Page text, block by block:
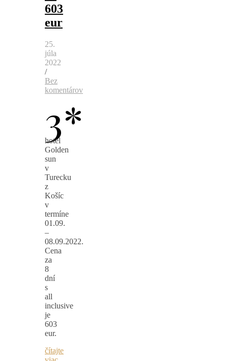
603
eur
25.
júla
2022
/
Bez
komentárov
3*
hotel
Golden
sun
v
Turecku
z
Košíc
v
termíne
01.09.
–
08.09.2022.
Cena
za
8
dní
s
all
inclusive
je
603
eur.
čítajte